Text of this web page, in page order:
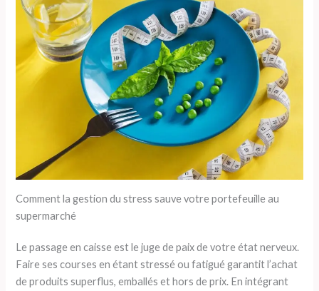
Comment la gestion du stress sauve votre portefeuille au
supermarché
Le passage en caisse est le juge de paix de votre état nerveux.
Faire ses courses en étant stressé ou fatigué garantit l’achat
de produits superflus, emballés et hors de prix. En intégrant